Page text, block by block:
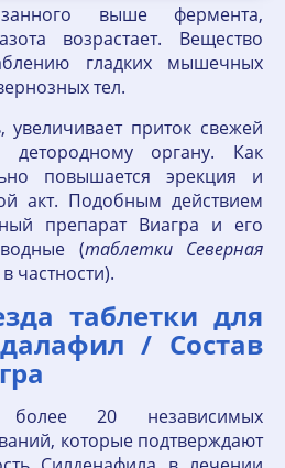
выше фермента,
возрастает. Вещество
гладких мышечных
тел.
приток свежей
органу. Как
повышается эрекция и
акт. Подобным действием
препарат Виагра и его
(таблетки
Северная
в частности).
таблетки для
/ Состав
20 независимых
которые подтверждают